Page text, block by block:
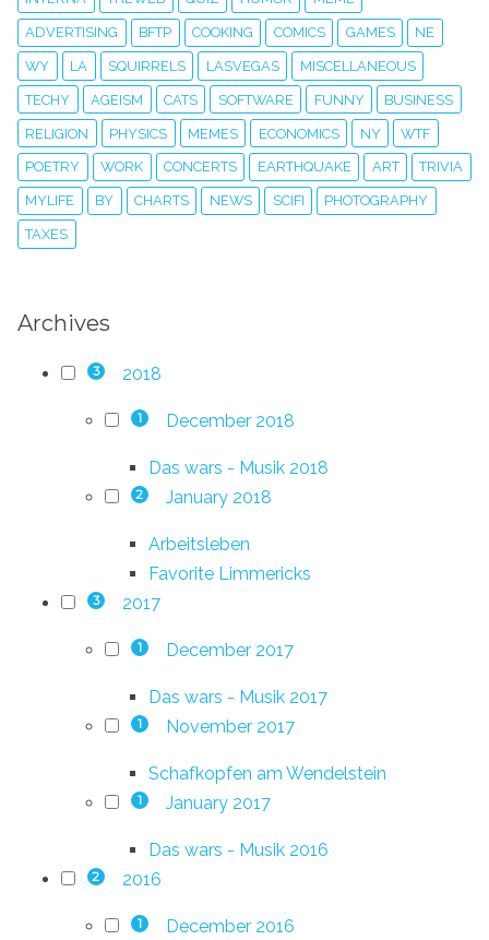
ADVERTISING BFTP COOKING COMICS GAMES NE
WY LA SQUIRRELS LASVEGAS MISCELLANEOUS
TECHY AGEISM CATS SOFTWARE FUNNY BUSINESS
RELIGION PHYSICS MEMES ECONOMICS NY WTF
POETRY WORK CONCERTS EARTHQUAKE ART TRIVIA
MYLIFE BY CHARTS NEWS SCIFI PHOTOGRAPHY
TAXES
Archives
3 2018
1 December 2018
Das wars - Musik 2018
2 January 2018
Arbeitsleben
Favorite Limmericks
3 2017
1 December 2017
Das wars - Musik 2017
1 November 2017
Schafkopfen am Wendelstein
1 January 2017
Das wars - Musik 2016
2 2016
1 December 2016